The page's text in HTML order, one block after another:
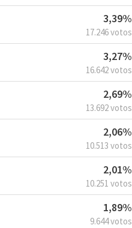
3,39%
17.246 votos
3,27%
16.642 votos
2,69%
13.692 votos
2,06%
10.513 votos
2,01%
10.251 votos
1,89%
9.644 votos